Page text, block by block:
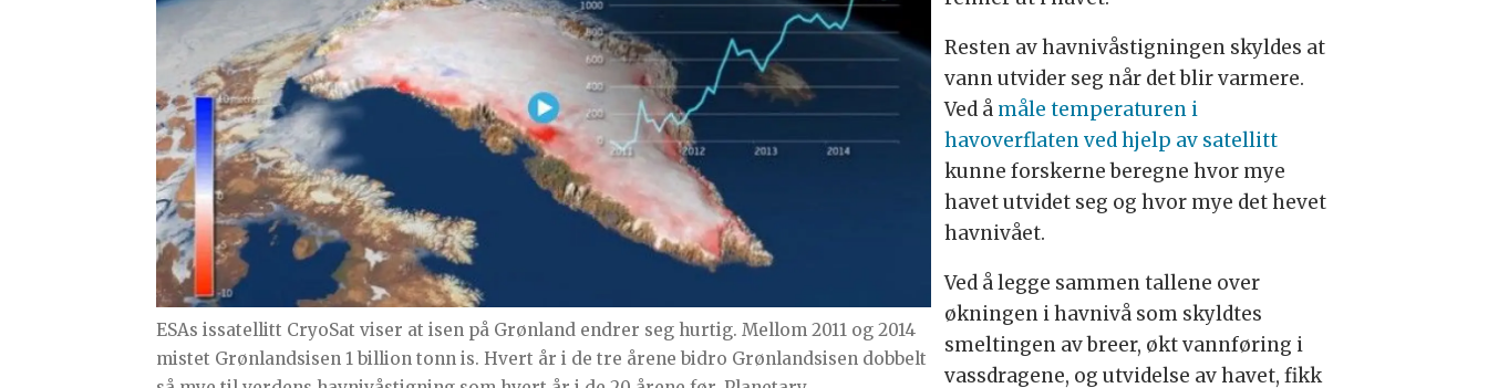
ESAs issatellitt CryoSat viser at isen på Grønland endrer seg hurtig. Mellom 2011 og 2014
mistet Grønlandsisen 1 billion tonn is. Hvert år i de tre årene bidro Grønlandsisen dobbelt
Resten av havnivåstigningen skyldes at
vann utvider seg når det blir varmere.
Ved å måle temperaturen i
havoverflaten ved hjelp av satellitt
kunne forskerne beregne hvor mye
havet utvidet seg og hvor mye det hevet
havnivået.
Ved å legge sammen tallene over
økningen i havnivå som skyldtes
smeltingen av breer, økt vannføring i
vassdragene, og utvidelse av havet, fikk